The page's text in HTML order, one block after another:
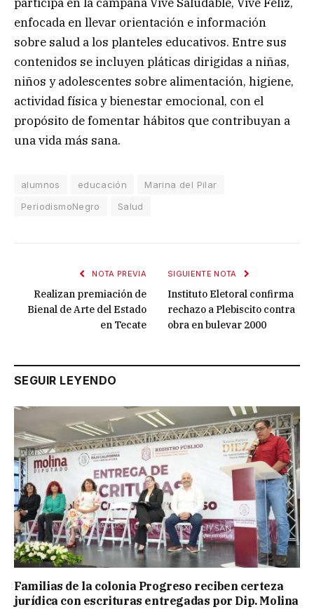
participa en la campaña Vive Saludable, Vive Feliz,
enfocada en llevar orientación e información
sobre salud a los planteles educativos. Entre sus
contenidos se incluyen pláticas dirigidas a niñas,
niños y adolescentes sobre alimentación, higiene,
actividad física y bienestar emocional, con el
propósito de fomentar hábitos que contribuyan a
una vida más sana.
alumnos educación
Marina del Pilar
PeriodismoNegro
Salud
NOTA PREVIA
Realizan premiación de
Bienal de Arte del Estado
en Tecate
SIGUIENTE NOTA
Instituto Eletoral confirma
rechazo a Plebiscito contra
obra en bulevar 2000
SEGUIR LEYENDO
Familias de la colonia Progreso reciben certeza
jurídica con escrituras entregadas por Dip. Molina